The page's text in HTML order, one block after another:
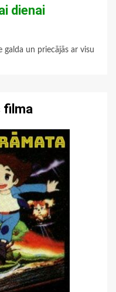
dienai
galda un priecājās ar visu
filma